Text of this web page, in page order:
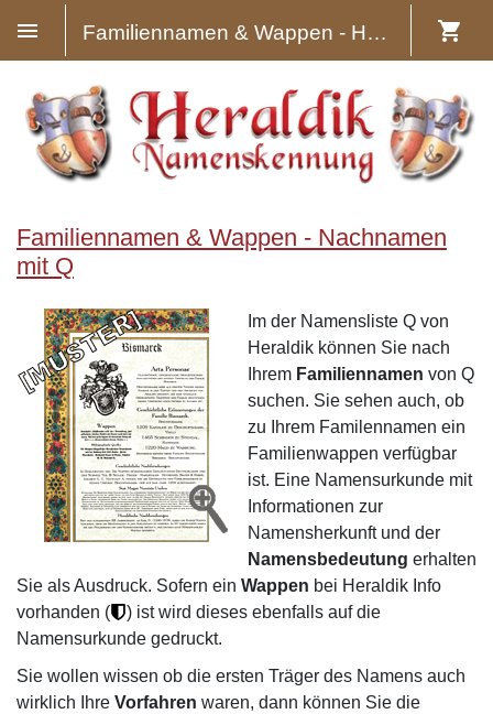
Familiennamen & Wappen - Heraldik
Familiennamen & Wappen - Nachnamen
mit Q
Im der Namensliste Q von
Heraldik können Sie nach
Ihrem Familiennamen von Q
suchen. Sie sehen auch, ob
zu Ihrem Familennamen ein
Familienwappen verfügbar
ist. Eine Namensurkunde mit
Informationen zur
Namensherkunft und der
Namensbedeutung erhalten
Sie als Ausdruck. Sofern ein Wappen bei Heraldik Info
vorhanden (
) ist wird dieses ebenfalls auf die
Namensurkunde gedruckt.
Sie wollen wissen ob die ersten Träger des Namens auch
wirklich Ihre Vorfahren waren, dann können Sie die